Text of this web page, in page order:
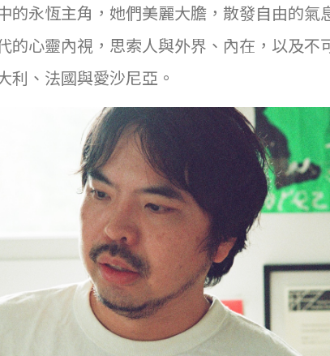
的永恆主角，她們美麗大膽，散發自由的氣
的心靈內視，思索人與外界、內在，以及不
利、法國與愛沙尼亞。